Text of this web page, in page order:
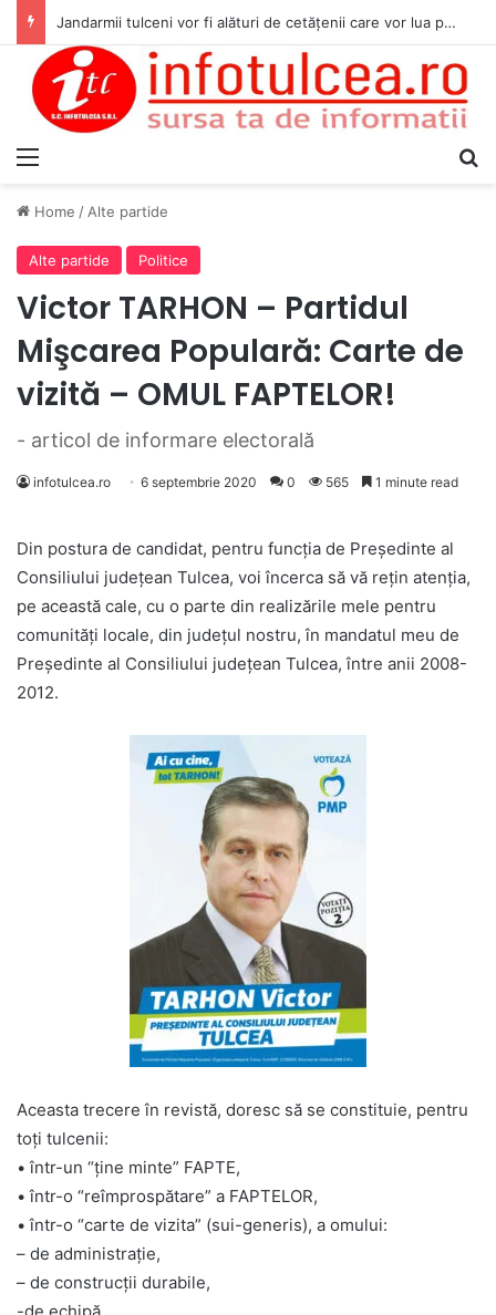
Jandarmii tulceni vor fi alături de cetățenii care vor lua parte la Festivalul Folk Țestos
Home / Alte partide
Alte partide Politice
Victor TARHON – Partidul
Mişcarea Populară: Carte de
vizită – OMUL FAPTELOR!
- articol de informare electorală
infotulcea.ro 6 septembrie 2020 0 565 1 minute read
Din postura de candidat, pentru funcția de Președinte al
Consiliului județean Tulcea, voi încerca să vă rețin atenția,
pe această cale, cu o parte din realizările mele pentru
comunităţi locale, din județul nostru, în mandatul meu de
Președinte al Consiliului județean Tulcea, între anii 2008-
2012.
Aceasta trecere în revistă, doresc să se constituie, pentru
toţi tulcenii:
• într-un “ţine minte” FAPTE,
• într-o “reîmprospătare” a FAPTELOR,
• într-o “carte de vizita” (sui-generis), a omului:
– de administrație,
– de construcții durabile,